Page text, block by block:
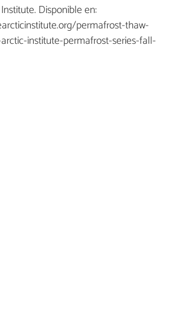
Disponible en:
permafrost-thaw-
institute-permafrost-series-fall-